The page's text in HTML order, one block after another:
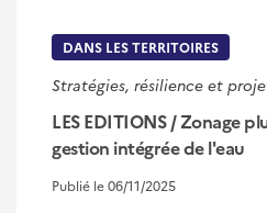
DANS LES TERRITOIRES
Stratégies, résilience et
LES EDITIONS / Zonage
gestion intégrée de l'eau
Publié le 06/11/2025